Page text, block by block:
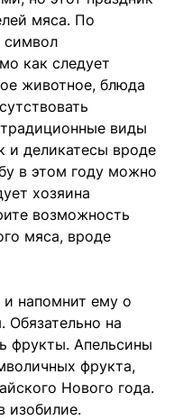
мяса. По
символ
как следует
животное, блюда
виды
и деликатесы вроде
в этом году можно
хозяина
возможность
мяса, вроде
и напомнит ему о
Обязательно на
фрукты. Апельсины
фрукта,
Нового года.
изобилие.